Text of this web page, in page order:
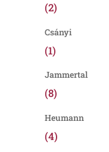
(2)
Csányi
(1)
Jammertal
(8)
Heumann
(4)